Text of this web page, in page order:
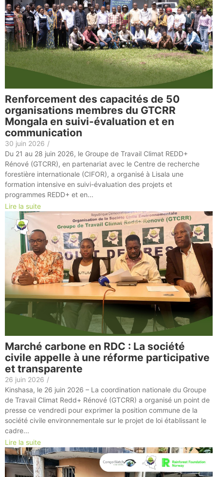
Renforcement des capacités de 50
organisations membres du GTCRR
Mongala en suivi-évaluation et en
communication
30 juin 2026 /
Du 21 au 28 juin 2026, le Groupe de Travail Climat REDD+
Rénové (GTCRR), en partenariat avec le Centre de recherche
forestière internationale (CIFOR), a organisé à Lisala une
formation intensive en suivi-évaluation des projets et
programmes REDD+ et en...
Lire la suite
Marché carbone en RDC : La société
civile appelle à une réforme participative
et transparente
26 juin 2026 /
Kinshasa, le 26 juin 2026 – La coordination nationale du Groupe
de Travail Climat Redd+ Rénové (GTCRR) a organisé un point de
presse ce vendredi pour exprimer la position commune de la
société civile environnementale sur le projet de loi établissant le
cadre...
Lire la suite